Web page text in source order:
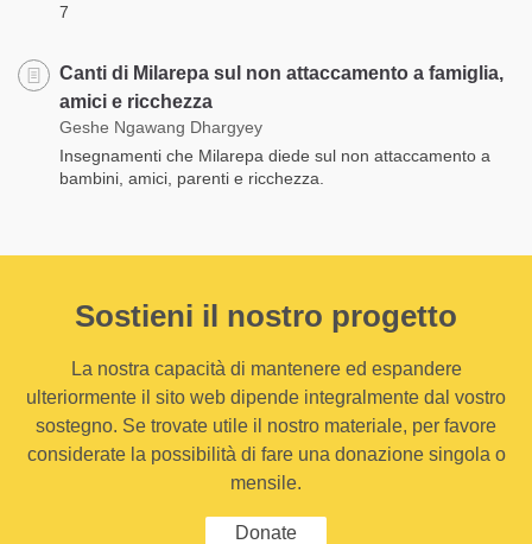
7
Canti di Milarepa sul non attaccamento a famiglia,
amici e ricchezza
Geshe Ngawang Dhargyey
Insegnamenti che Milarepa diede sul non attaccamento a
bambini, amici, parenti e ricchezza.
Sostieni il nostro progetto
La nostra capacità di mantenere ed espandere
ulteriormente il sito web dipende integralmente dal vostro
sostegno. Se trovate utile il nostro materiale, per favore
considerate la possibilità di fare una donazione singola o
mensile.
Donate